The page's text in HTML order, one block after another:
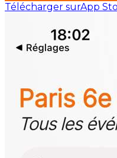
Télécharger surApp